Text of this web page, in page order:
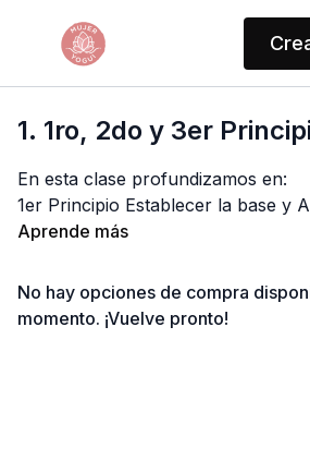
1. 1ro, 2do y 3er
En esta clase profundizamos en:
1er Principio Establecer la base y
Aprende más
No hay opciones de compra
momento. ¡Vuelve pronto!